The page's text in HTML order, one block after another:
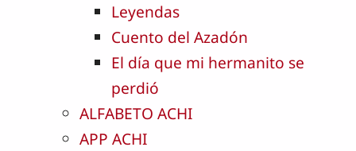
Leyendas
Cuento del Azadón
El día que mi hermanito se
perdió
ALFABETO ACHI
APP ACHI